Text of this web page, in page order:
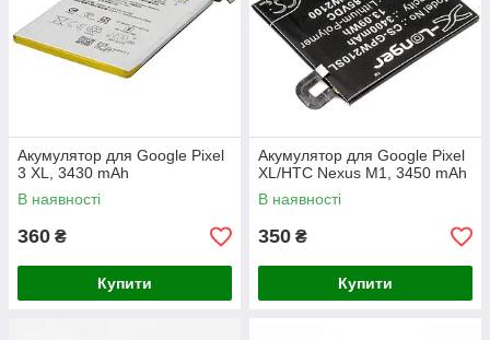
Акумулятор для Google Pixel
3 XL, 3430 mAh
В наявності
360 ₴
Купити
Акумулятор для Google Pixel
XL/HTC Nexus M1, 3450 mAh
В наявності
350 ₴
Купити